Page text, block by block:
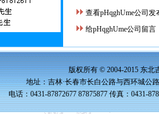
查看pHqghUme公司发
给pHqghUme公司留言
版权所有 © 2004-2015 东北
地址：吉林·长春市长白公路与西环城公
电话：0431-87872677 87875877 传真：0431-